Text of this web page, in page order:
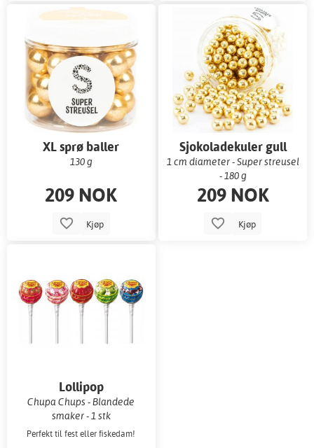
XL sprø baller
130 g
209 NOK
Kjøp
Sjokoladekuler gull
1 cm diameter - Super streusel
- 180 g
209 NOK
Kjøp
Lollipop
Chupa Chups - Blandede
smaker - 1 stk
Perfekt til fest eller fiskedam!